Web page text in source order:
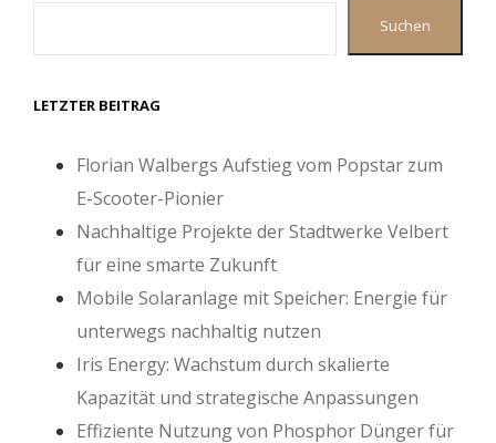
Suchen
LETZTER BEITRAG
Florian Walbergs Aufstieg vom Popstar zum
E-Scooter-Pionier
Nachhaltige Projekte der Stadtwerke Velbert
für eine smarte Zukunft
Mobile Solaranlage mit Speicher: Energie für
unterwegs nachhaltig nutzen
Iris Energy: Wachstum durch skalierte
Kapazität und strategische Anpassungen
Effiziente Nutzung von Phosphor Dünger für